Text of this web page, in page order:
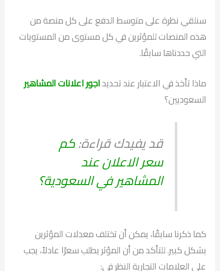
سنلقي نظرة على متوسط الدفع على كل منصة من
هذه المنصات للمؤثرين في كل مستوى من المستويات
التي حددناها سابقًا.
ماذا تأخذ في الاعتبار عند تحديداجور اعلانات المشاهير
السعوديين؟
قد يفيدك قراءة:كم
سعر الاعلان عند
المشاهير في السعودية؟
كما ذكرنا سابقًا، يمكن أن تختلف معدلات المؤثرين
بشكل كبير. للتأكد من أن المؤثر يطلب سعرًا عادلاً، يجب
على العلامات التجارية النظر في: